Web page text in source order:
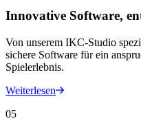
Innovative Software,
Von unserem IKC-Studio
sichere Software für ein
Spielerlebnis.
Weiterlesen
05